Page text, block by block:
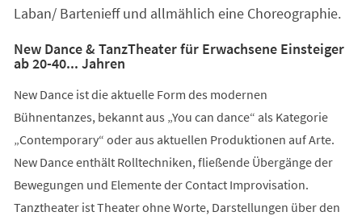
Laban/ Bartenieff und allmählich eine Choreographie.
New Dance & TanzTheater für Erwachsene Einsteiger
ab 20-40... Jahren
New Dance ist die aktuelle Form des modernen
Bühnentanzes, bekannt aus „You can dance“ als Kategorie
„Contemporary“ oder aus aktuellen Produktionen auf Arte.
New Dance enthält Rolltechniken, fließende Übergänge der
Bewegungen und Elemente der Contact Improvisation.
Tanztheater ist Theater ohne Worte, Darstellungen über den